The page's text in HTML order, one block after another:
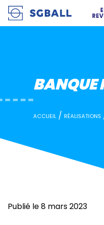
BANQUE POPULAIRE
BANQUE
ACCUEIL/ RÉALISATIONS
Publié le 8 mars 2023